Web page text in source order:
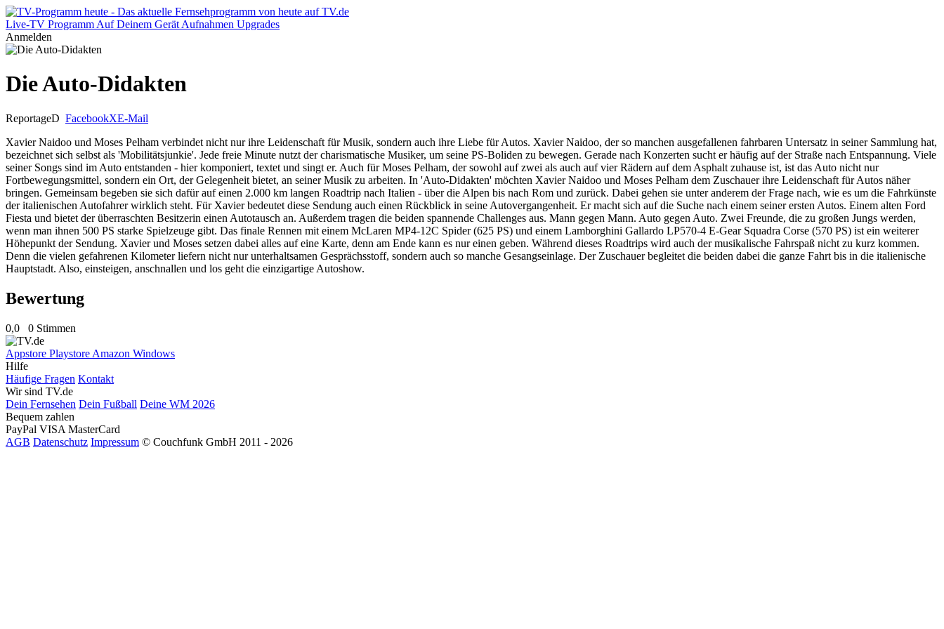
Live-TV Programm Auf Deinem Gerät Aufnahmen Upgrades
Anmelden
Die Auto-Didakten
ReportageD FacebookXE-Mail
Xavier Naidoo und Moses Pelham verbindet nicht nur ihre Leidenschaft für Musik, sondern auch ihre Liebe für Autos. Xavier Naidoo, der so manchen ausgefallenen fahrbaren Untersatz in seiner Sammlung hat,
bezeichnet sich selbst als 'Mobilitätsjunkie'. Jede freie Minute nutzt der charismatische Musiker, um seine PS-Boliden zu bewegen. Gerade nach Konzerten sucht er häufig auf der Straße nach Entspannung. Viele
seiner Songs sind im Auto entstanden - hier komponiert, textet und singt er. Auch für Moses Pelham, der sowohl auf zwei als auch auf vier Rädern auf dem Asphalt zuhause ist, ist das Auto nicht nur
Fortbewegungsmittel, sondern ein Ort, der Gelegenheit bietet, an seiner Musik zu arbeiten. In 'Auto-Didakten' möchten Xavier Naidoo und Moses Pelham dem Zuschauer ihre Leidenschaft für Autos näher
bringen. Gemeinsam begeben sie sich dafür auf einen 2.000 km langen Roadtrip nach Italien - über die Alpen bis nach Rom und zurück. Dabei gehen sie unter anderem der Frage nach, wie es um die Fahrkünste
der italienischen Autofahrer wirklich steht. Für Xavier bedeutet diese Sendung auch einen Rückblick in seine Autovergangenheit. Er macht sich auf die Suche nach einem seiner ersten Autos. Einem alten Ford
Fiesta und bietet der überraschten Besitzerin einen Autotausch an. Außerdem tragen die beiden spannende Challenges aus. Mann gegen Mann. Auto gegen Auto. Zwei Freunde, die zu großen Jungs werden,
wenn man ihnen 500 PS starke Spielzeuge gibt. Das finale Rennen mit einem McLaren MP4-12C Spider (625 PS) und einem Lamborghini Gallardo LP570-4 E-Gear Squadra Corse (570 PS) ist ein weiterer
Höhepunkt der Sendung. Xavier und Moses setzen dabei alles auf eine Karte, denn am Ende kann es nur einen geben. Während dieses Roadtrips wird auch der musikalische Fahrspaß nicht zu kurz kommen.
Denn die vielen gefahrenen Kilometer liefern nicht nur unterhaltsamen Gesprächsstoff, sondern auch so manche Gesangseinlage. Der Zuschauer begleitet die beiden dabei die ganze Fahrt bis in die italienische
Hauptstadt. Also, einsteigen, anschnallen und los geht die einzigartige Autoshow.
Bewertung
0,0 0 Stimmen
Appstore Playstore Amazon Windows
Hilfe
Häufige Fragen Kontakt
Wir sind TV.de
Dein Fernsehen Dein Fußball Deine WM 2026
Bequem zahlen
PayPal VISA MasterCard
AGB Datenschutz Impressum © Couchfunk GmbH 2011 - 2026